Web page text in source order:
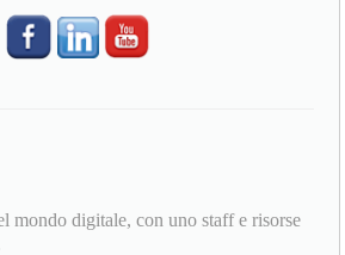
mondo digitale, con uno staff e risorse